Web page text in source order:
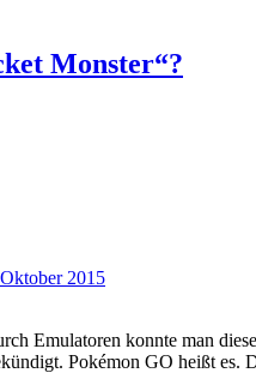
Monster“?
2015
Emulatoren konnte man
Pokémon GO heißt